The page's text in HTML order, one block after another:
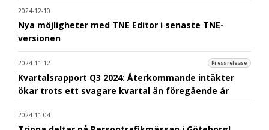
2024-12-10
Nya möjligheter med TNE Editor i senaste TNE-
versionen
2024-11-12 Pressrelease
Kvartalsrapport Q3 2024: Återkommande intäkter
ökar trots ett svagare kvartal än föregående år
2024-11-04